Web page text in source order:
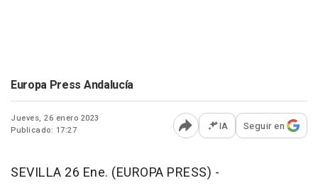
Europa Press Andalucía
Jueves, 26 enero 2023
Publicado: 17:27
Abrir opciones para
IA Seguir en
SEVILLA 26 Ene. (EUROPA PRESS) -